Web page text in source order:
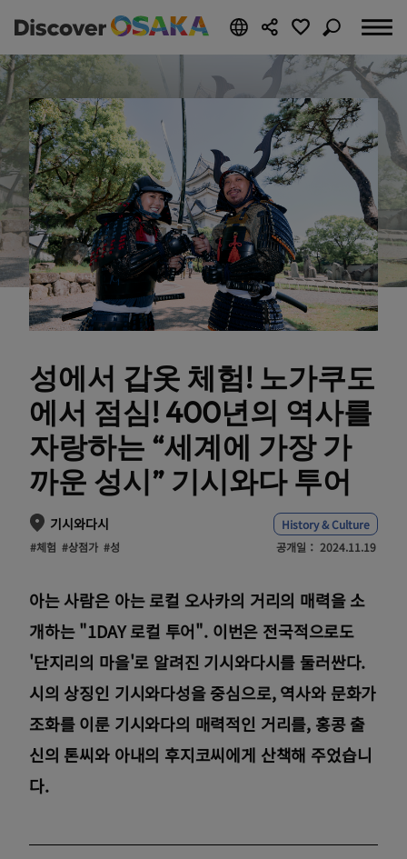
성에서 갑옷 체험! 노가쿠도
에서 점심! 400년의 역사를
자랑하는 “세계에 가장 가
까운 성시” 기시와다 투어
기시와다시
History & Culture
#체험 #상점가 #성 공개일： 2024.11.19
아는 사람은 아는 로컬 오사카의 거리의 매력을 소
개하는 "1DAY 로컬 투어". 이번은 전국적으로도
'단지리의 마을'로 알려진 기시와다시를 둘러싼다.
시의 상징인 기시와다성을 중심으로, 역사와 문화가
조화를 이룬 기시와다의 매력적인 거리를, 홍콩 출
신의 톤씨와 아내의 후지코씨에게 산책해 주었습니
다.